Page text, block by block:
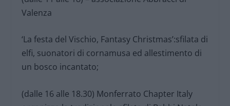
Valenza
‘La festa del Vischio, Fantasy Christmas’:sfilata di
elfi, suonatori di cornamusa ed allestimento di
un bosco incantato;
(dalle 16 alle 18.30) Monferrato Chapter Italy